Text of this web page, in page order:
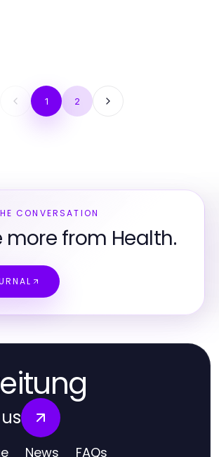
1 2
CONVERSATION
more from Health.
News FAQs